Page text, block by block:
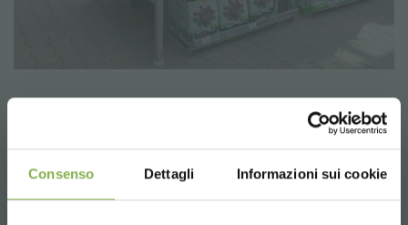
Consenso Dettagli Informazioni sui cookie